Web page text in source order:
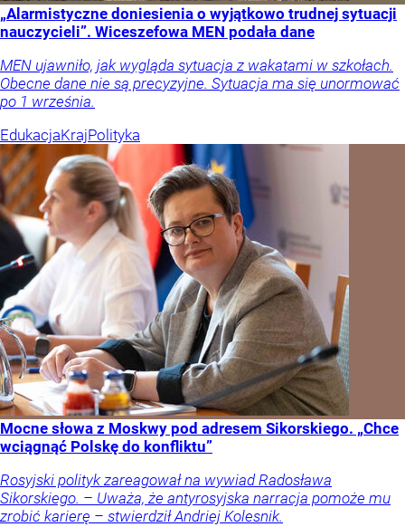
„Alarmistyczne doniesienia o wyjątkowo trudnej sytuacji
nauczycieli”. Wiceszefowa MEN podała dane
MEN ujawniło, jak wygląda sytuacja z wakatami w szkołach.
Obecne dane nie są precyzyjne. Sytuacja ma się unormować
po 1 września.
EdukacjaKrajPolityka
Mocne słowa z Moskwy pod adresem Sikorskiego. „Chce
wciągnąć Polskę do konfliktu”
Rosyjski polityk zareagował na wywiad Radosława
Sikorskiego. – Uważa, że antyrosyjska narracja pomoże mu
zrobić karierę – stwierdził Andriej Kolesnik.